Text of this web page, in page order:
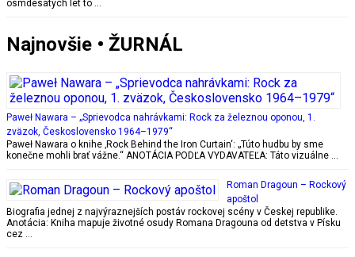
osmdesátých let to …
Najnovšie • ŽURNÁL
Paweł Nawara – „Sprievodca nahrávkami: Rock za železnou oponou, 1.
zväzok, Československo 1964–1979“
Paweł Nawara o knihe ‚Rock Behind the Iron Curtain‘: „Túto hudbu by sme
konečne mohli brať vážne.“ ANOTÁCIA PODĽA VYDAVATEĽA: Táto vizuálne …
Roman Dragoun – Rockový
apoštol
Biografia jednej z najvýraznejších postáv rockovej scény v Českej republike.
Anotácia: Kniha mapuje životné osudy Romana Dragouna od detstva v Písku
cez …